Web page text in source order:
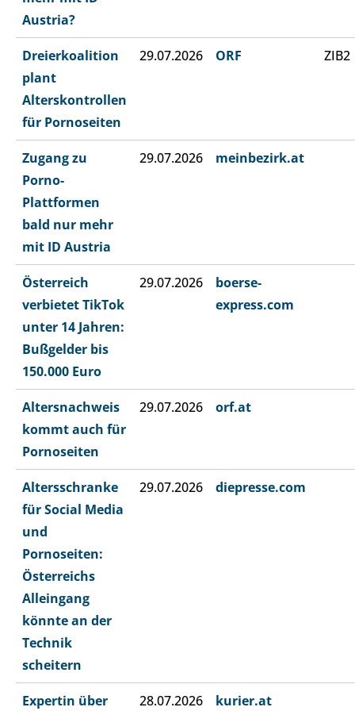
Austria?
Dreierkoalition
plant
Alterskontrollen
für Pornoseiten
29.07.2026 ORF ZIB2
Zugang zu
Porno-
Plattformen
bald nur mehr
mit ID Austria
29.07.2026 meinbezirk.at
Österreich
verbietet TikTok
unter 14 Jahren:
Bußgelder bis
150.000 Euro
29.07.2026
boerse-
express.com
Altersnachweis
kommt auch für
Pornoseiten
29.07.2026 orf.at
Altersschranke
für Social Media
und
Pornoseiten:
Österreichs
Alleingang
könnte an der
Technik
scheitern
29.07.2026 diepresse.com
Expertin über 28.07.2026 kurier.at